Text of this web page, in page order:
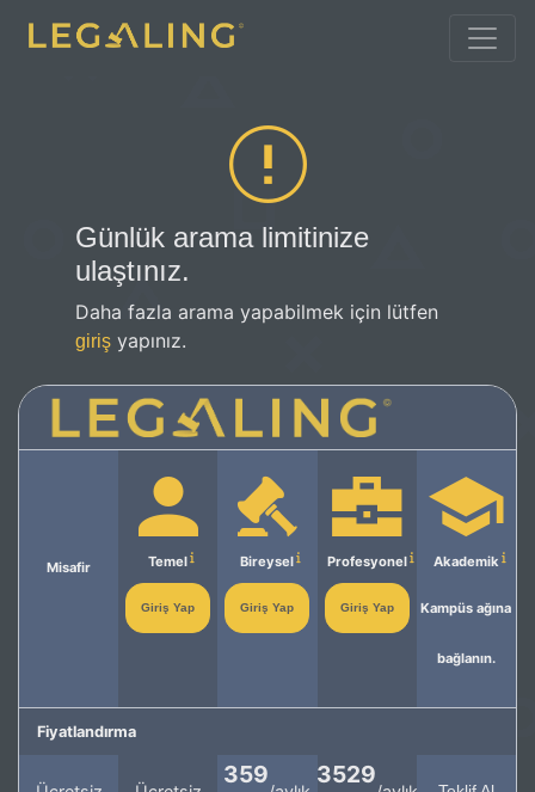
Günlük arama limitinize
ulaştınız.
Daha fazla arama yapabilmek için lütfen
giriş yapınız.
Misafir Temel
Giriş Yap
Bireysel
Giriş Yap
Profesyonel
Giriş Yap
Akademik
Kampüs ağına
bağlanın.
Fiyatlandırma
359
3529